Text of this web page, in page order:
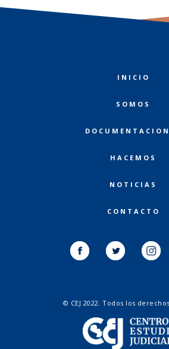
INICIO
SOMOS
HACEMOS
NOTICIAS
CONTACTO
© CEJ 2022. Todos los